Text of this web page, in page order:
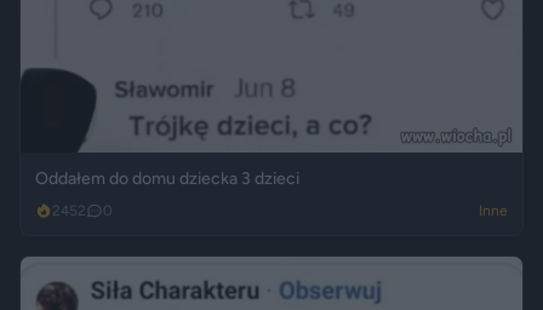
Oddałem do domu dziecka 3 dzieci
2452 0 Inne